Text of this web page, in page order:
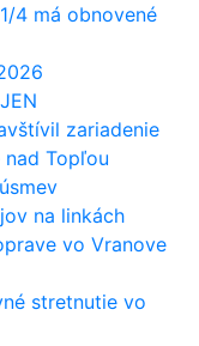
4 má obnovené
zariadenie
Topľou
na linkách
vo Vranove
stretnutie vo